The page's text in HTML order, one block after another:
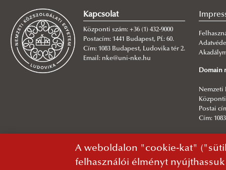
Kapcsolat
Központi szám: +36 (1) 432-9000
Postacím: 1441 Budapest, Pf.: 60.
Cím: 1083 Budapest, Ludovika tér 2.
Email: nke@uni-nke.hu
Domain
Nemzeti
Központi
Postai
Cím:
NKE
A weboldalon "cookie-kat"
felhasználói élményt